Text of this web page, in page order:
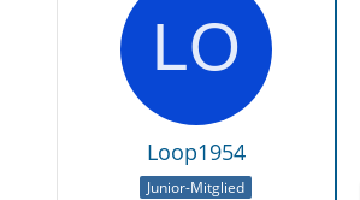
Loop1954
Junior-Mitglied